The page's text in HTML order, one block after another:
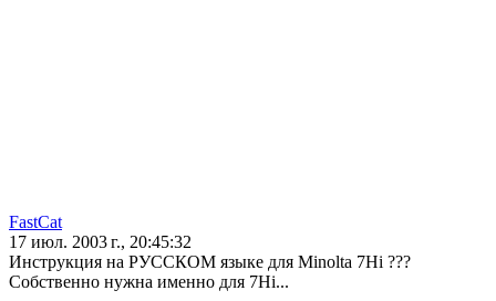
FastCat
17 июл. 2003 г., 20:45:32
Инструкция на РУССКОМ языке для Minolta 7Hi ???
Собственно нужна именно для 7Hi...